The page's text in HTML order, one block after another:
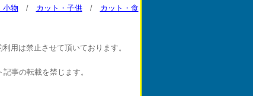
小物 / カット・子供/ カット・食
用は禁止させて頂いております。
事の転載を禁じます。